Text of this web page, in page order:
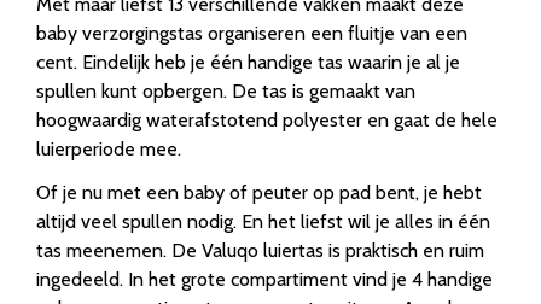
baby verzorgingstas organiseren een fluitje van een
cent. Eindelijk heb je één handige tas waarin je al je
spullen kunt opbergen. De tas is gemaakt van
hoogwaardig waterafstotend polyester en gaat de hele
luierperiode mee.
Of je nu met een baby of peuter op pad bent, je hebt
altijd veel spullen nodig. En het liefst wil je alles in één
tas meenemen. De Valuqo luiertas is praktisch en ruim
ingedeeld. In het grote compartiment vind je 4 handige